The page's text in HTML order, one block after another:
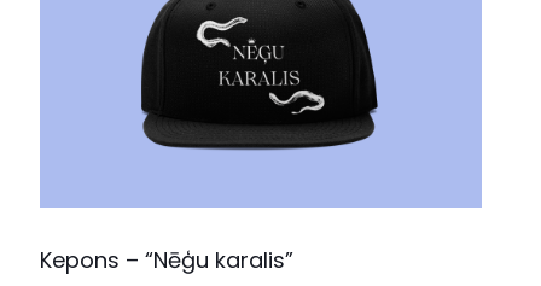
Kepons – “Nēģu karalis”